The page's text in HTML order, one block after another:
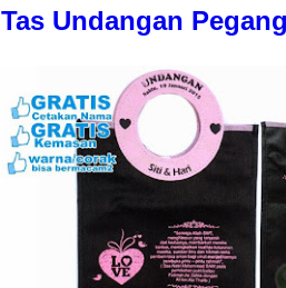
Tas Undangan